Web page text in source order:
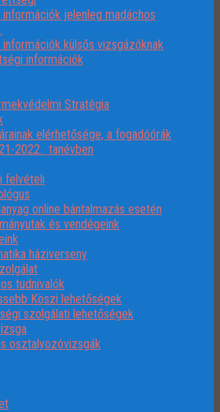
jelenleg madáchos
külsős vizsgázóknak
információk
Stratégia
elérhetősége, a fogadóórák
2022. tanévben
felvételi
online bántalmazás esetén
és vendégeink
háziverseny
tudnivalók
Köszi lehetőségek
szolgálati lehetőségek
osztalyozóvizsgák